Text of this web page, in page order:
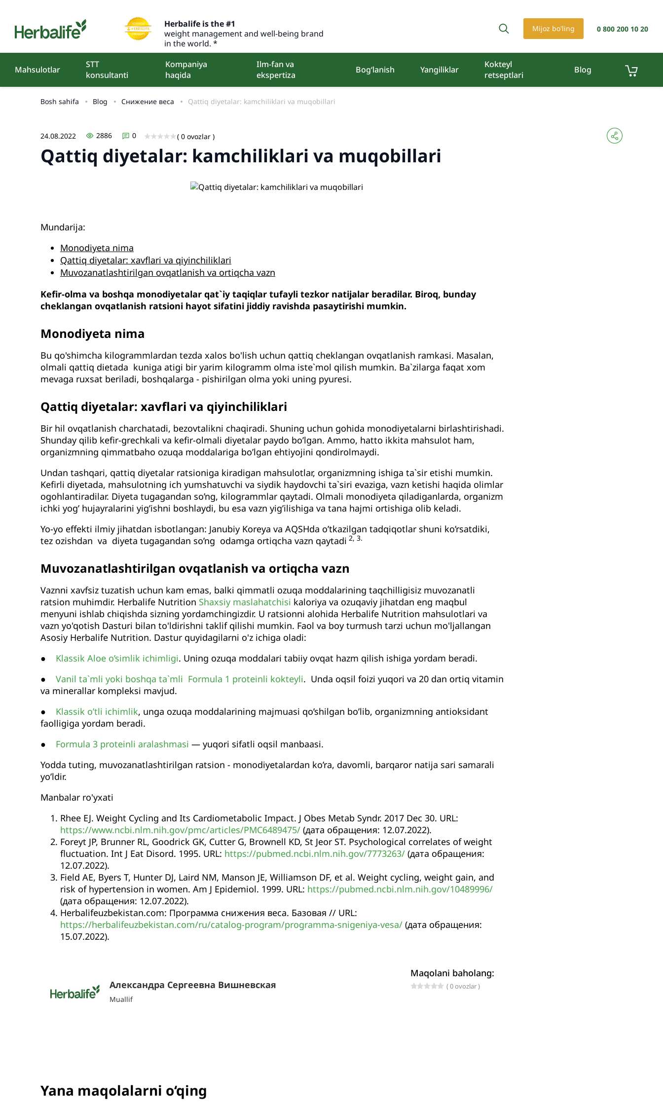
Herbalife is the #1
weight management and well-being brand
in the world. *
Mijoz bo'ling 0 800 200 10 20
Mahsulotlar
STT
konsultanti
Kompaniya
haqida
Ilm-fan va
ekspertiza
Bog‘lanish Yangiliklar
Kokteyl
retseptlari
Blog
Bosh sahifa Blog Снижение веса Qattiq diyetalar: kamchiliklari va muqobillari
24.08.2022 2886 0 ( 0 ovozlar )
Qattiq diyetalar: kamchiliklari va muqobillari
Mundarija:
Monodiyeta nima
Qattiq diyetalar: xavflari va qiyinchiliklari
Muvozanatlashtirilgan ovqatlanish va ortiqcha vazn
Kefir-olma va boshqa monodiyetalar qat`iy taqiqlar tufayli tezkor natijalar beradilar. Biroq, bunday
cheklangan ovqatlanish ratsioni hayot sifatini jiddiy ravishda pasaytirishi mumkin.
Monodiyeta nima
Bu qo'shimcha kilogrammlardan tezda xalos bo'lish uchun qattiq cheklangan ovqatlanish ramkasi. Masalan,
olmali qattiq dietada kuniga atigi bir yarim kilogramm olma iste`mol qilish mumkin. Ba`zilarga faqat xom
mevaga ruxsat beriladi, boshqalarga - pishirilgan olma yoki uning pyuresi.
Qattiq diyetalar: xavflari va qiyinchiliklari
Bir hil ovqatlanish charchatadi, bezovtalikni chaqiradi. Shuning uchun gohida monodiyetalarni birlashtirishadi.
Shunday qilib kefir-grechkali va kefir-olmali diyetalar paydo bo’lgan. Ammo, hatto ikkita mahsulot ham,
organizmning qimmatbaho ozuqa moddalariga bo’lgan ehtiyojini qondirolmaydi.
Undan tashqari, qattiq diyetalar ratsioniga kiradigan mahsulotlar, organizmning ishiga ta`sir etishi mumkin.
Kefirli diyetada, mahsulotning ich yumshatuvchi va siydik haydovchi ta`siri evaziga, vazn ketishi haqida olimlar
ogohlantiradilar. Diyeta tugagandan so’ng, kilogrammlar qaytadi. Olmali monodiyeta qiladiganlarda, organizm
ichki yog’ hujayralarini yig’ishni boshlaydi, bu esa vazn yig’ilishiga va tana hajmi ortishiga olib keladi.
Yo-yo effekti ilmiy jihatdan isbotlangan: Janubiy Koreya va AQSHda o’tkazilgan tadqiqotlar shuni ko’rsatdiki,
tez ozishdan va diyeta tugagandan so’ng odamga ortiqcha vazn qaytadi 2, 3.
Muvozanatlashtirilgan ovqatlanish va ortiqcha vazn
Vaznni xavfsiz tuzatish uchun kam emas, balki qimmatli ozuqa moddalarining taqchilligisiz muvozanatli
ratsion muhimdir. Herbalife Nutrition Shaxsiy maslahatchisi kaloriya va ozuqaviy jihatdan eng maqbul
menyuni ishlab chiqishda sizning yordamchingizdir. U ratsionni alohida Herbalife Nutrition mahsulotlari va
vazn yo'qotish Dasturi bilan to'ldirishni taklif qilishi mumkin. Faol va boy turmush tarzi uchun mo'ljallangan
Asosiy Herbalife Nutrition. Dastur quyidagilarni o'z ichiga oladi:
● Klassik Aloe o’simlik ichimligi. Uning ozuqa moddalari tabiiy ovqat hazm qilish ishiga yordam beradi.
● Vanil ta`mli yoki boshqa ta`mli Formula 1 proteinli kokteyli. Unda oqsil foizi yuqori va 20 dan ortiq vitamin
va minerallar kompleksi mavjud.
● Klassik o’tli ichimlik, unga ozuqa moddalarining majmuasi qo’shilgan bo’lib, organizmning antioksidant
faolligiga yordam beradi.
● Formula 3 proteinli aralashmasi — yuqori sifatli oqsil manbaasi.
Yodda tuting, muvozanatlashtirilgan ratsion - monodiyetalardan ko’ra, davomli, barqaror natija sari samarali
yo’ldir.
Manbalar ro'yxati
Rhee EJ. Weight Cycling and Its Cardiometabolic Impact. J Obes Metab Syndr. 2017 Dec 30. URL:
https://www.ncbi.nlm.nih.gov/pmc/articles/PMC6489475/ (дата обращения: 12.07.2022).
Foreyt JP, Brunner RL, Goodrick GK, Cutter G, Brownell KD, St Jeor ST. Psychological correlates of weight
fluctuation. Int J Eat Disord. 1995. URL: https://pubmed.ncbi.nlm.nih.gov/7773263/ (дата обращения:
12.07.2022).
Field AE, Byers T, Hunter DJ, Laird NM, Manson JE, Williamson DF, et al. Weight cycling, weight gain, and
risk of hypertension in women. Am J Epidemiol. 1999. URL: https://pubmed.ncbi.nlm.nih.gov/10489996/
(дата обращения: 12.07.2022).
Herbalifeuzbekistan.com: Программа снижения веса. Базовая // URL:
https://herbalifeuzbekistan.com/ru/catalog-program/programma-snigeniya-vesa/ (дата обращения:
15.07.2022).
Александра Сергеевна Вишневская
Muallif
Maqolani baholang:
( 0 ovozlar )
Yana maqolalarni o‘qing